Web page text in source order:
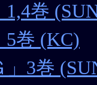
巻
5巻 (KC)
」3巻